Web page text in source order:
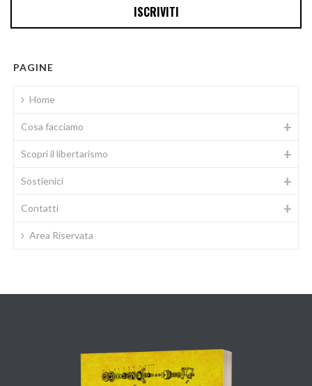
PAGINE
Home
Cosa facciamo
Scopri il libertarismo
Sostienici
Contatti
Area Riservata